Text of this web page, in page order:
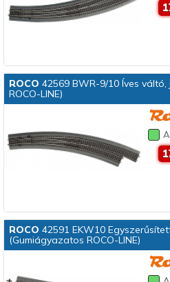
ROCO 42569 BWR-9/10 Íves
ROCO-LINE)
ROCO 42591 EKW10
(Gumiágyazatos ROCO-LINE)